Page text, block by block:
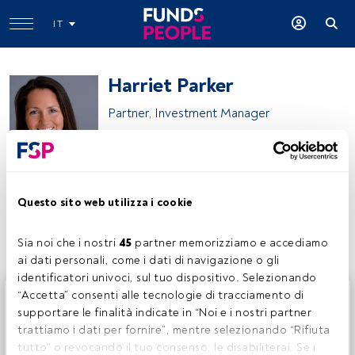
Questo sito web utilizza i cookie
Sia noi che i nostri 45 partner memorizziamo e accediamo
ai dati personali, come i dati di navigazione o gli
identificatori univoci, sul tuo dispositivo. Selezionando
“Accetta” consenti alle tecnologie di tracciamento di
supportare le finalità indicate in “Noi e i nostri partner
trattiamo i dati per fornire”, mentre selezionando “Rifiuta
tutto” o revocando il tuo consenso, le disabiliterai. Se i
IT
Harriet Parker
Partner, Investment Manager
Condividi:
Questo è un articolo riservato agli utenti FundsPeople. Se
sei già registrato, accedi tramite il pulsante Login. Se non
hai ancora un account, ti invitiamo a registrarti per scoprire
tutti i contenuti che FundsPeople ha da offrire.